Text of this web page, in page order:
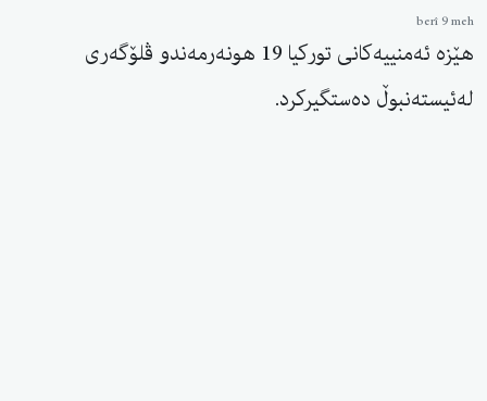
berî 9 meh
هێزە ئەمنییەكانی توركیا 19 هونەرمەندو ڤلۆگەری
لەئیستەنبوڵ دەستگیركرد.